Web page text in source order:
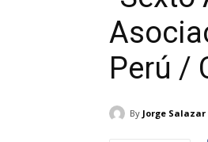
Perú /
By Jorge Salazar